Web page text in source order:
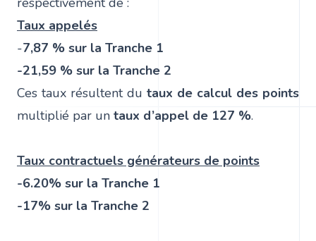
Taux appelés
-7,87 % sur la Tranche 1
-21,59 % sur la Tranche 2
Ces taux résultent du taux de calcul des points
multiplié par un taux d’appel de 127 %.
Taux contractuels générateurs de points
-6.20% sur la Tranche 1
-17% sur la Tranche 2